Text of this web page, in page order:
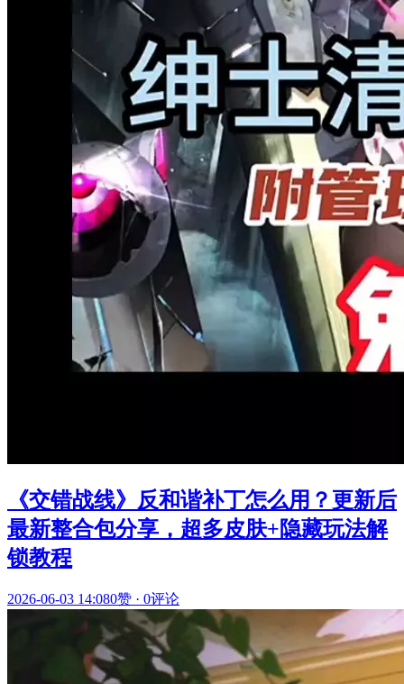
《交错战线》反和谐补丁怎么用？更新后
最新整合包分享，超多皮肤+隐藏玩法解
锁教程
2026-06-03 14:080赞 · 0评论